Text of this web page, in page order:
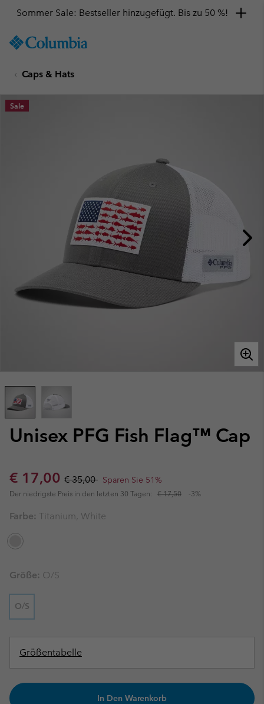
TO
SKIP
MAIN
NAV
Sommer Sale: Bestseller hinzugefügt. Bis zu 50 %!
Caps & Hats
Unisex PFG Fish Flag™ Cap
Sale price:
€ 17,00 Regular price:
€ 35,00 Sparen Sie 51%
Der niedrigste Preis in den letzten 30 Tagen: € 17,50 -3%
Sale
Farbe: Titanium, White
Größe: O/S
O/S
Größentabelle
In Den Warenkorb